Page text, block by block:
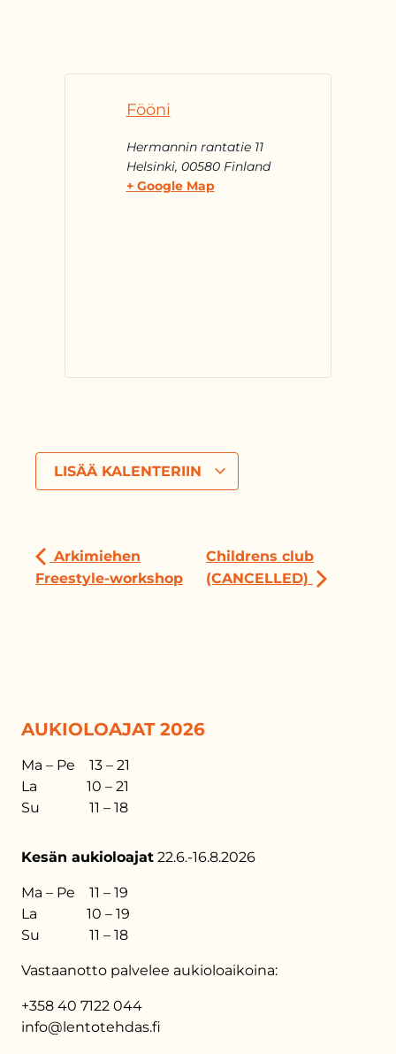
Fööni
Hermannin rantatie 11
Helsinki, 00580 Finland
+ Google Map
LISÄÄ KALENTERIIN
Arkimiehen
Freestyle-workshop
Childrens club
(CANCELLED)
AUKIOLOAJAT 2026
Ma – Pe 13 – 21
La 10 – 21
Su 11 – 18
Kesän aukioloajat 22.6.-16.8.2026
Ma – Pe 11 – 19
La 10 – 19
Su 11 – 18
Vastaanotto palvelee aukioloaikoina:
+358 40 7122 044
info@lentotehdas.fi